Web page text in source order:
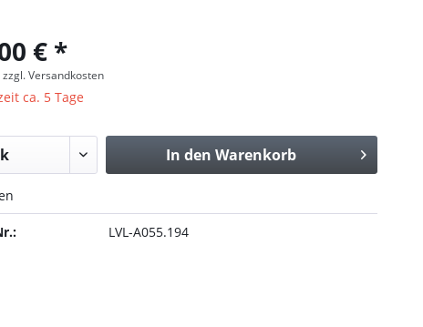
€ *
zzgl. Versandkosten
ca. 5 Tage
In den Warenkorb
LVL-A055.194